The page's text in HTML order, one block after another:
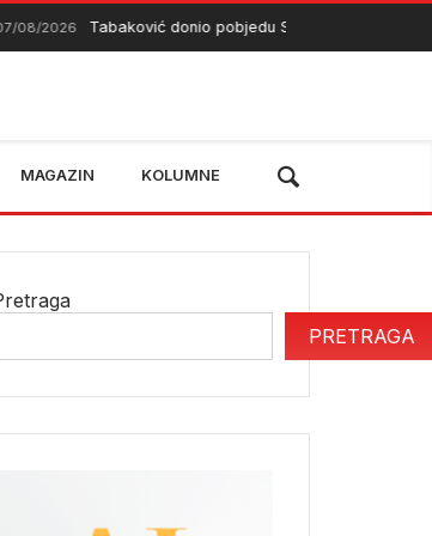
Tabaković donio pobjedu Salzburgu
MAGAZIN KOLUMNE
PRETRAGA